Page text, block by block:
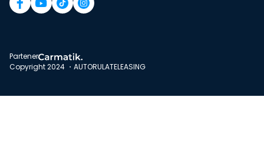
Partener
Copyright 2024 ・AUTORULATELEASING